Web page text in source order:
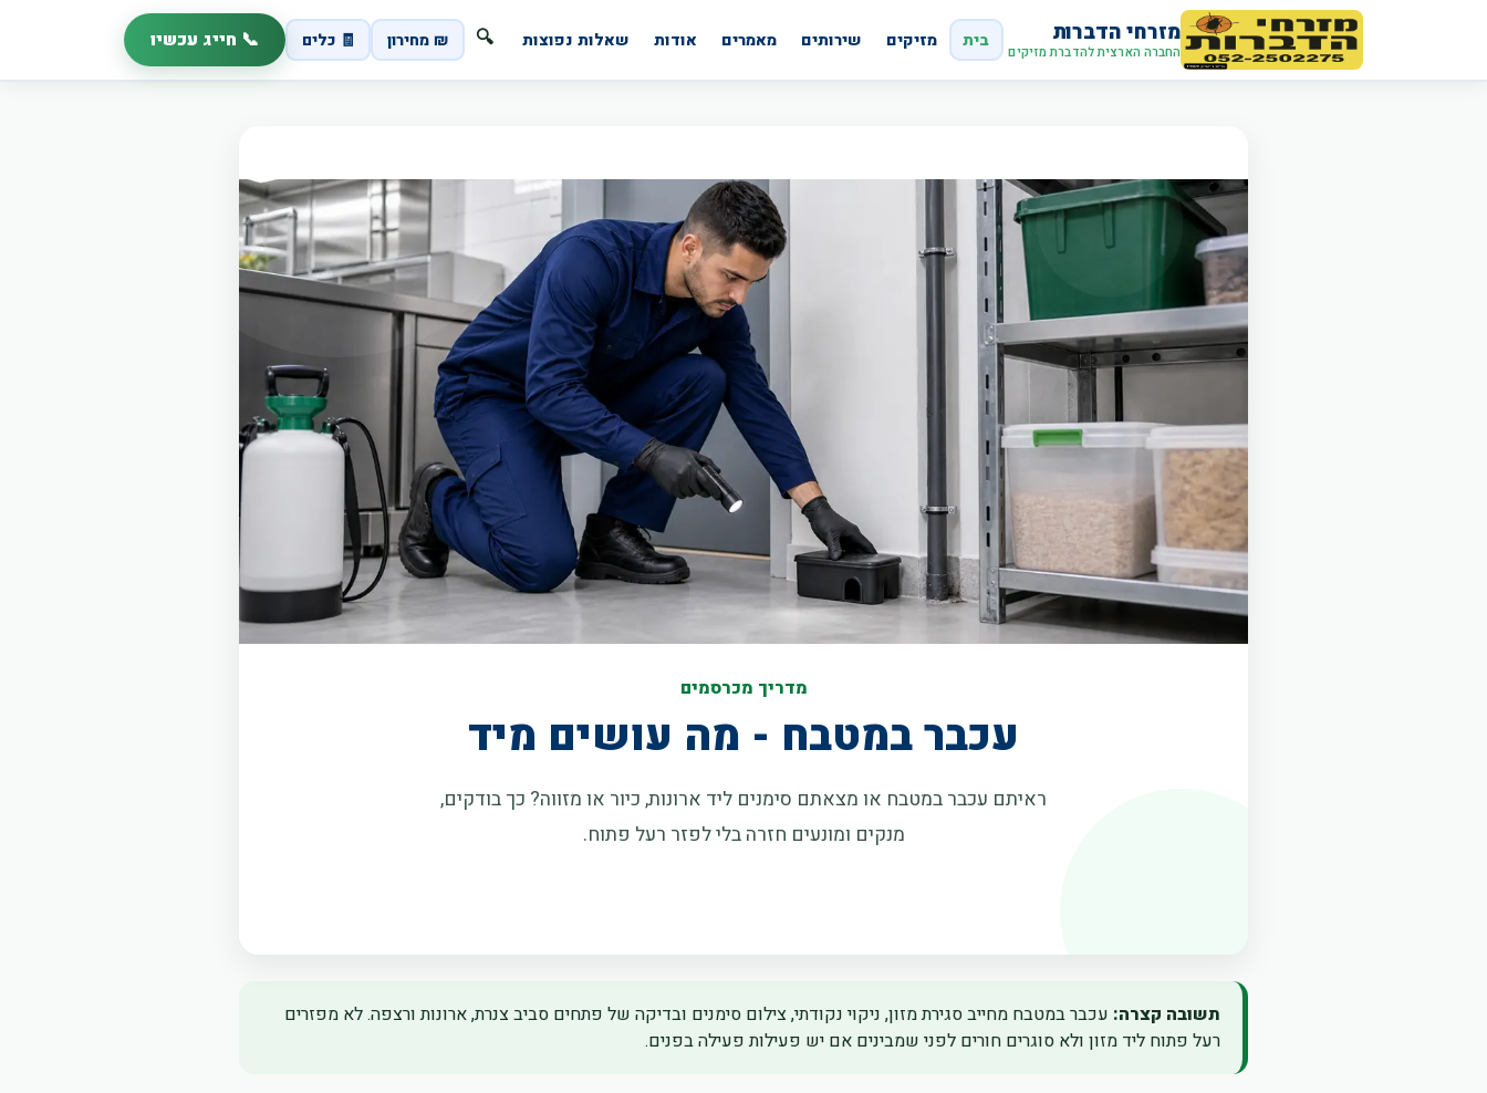
מזרחי הדברות
החברה הארצית להדברת מזיקים
בית מזיקים שירותים מאמרים אודות שאלות נפוצות 🔍 ₪ מחירון 🧾 כלים 📞 חייג עכשיו
מדריך מכרסמים
עכבר במטבח - מה עושים מיד
ראיתם עכבר במטבח או מצאתם סימנים ליד ארונות, כיור או מזווה? כך בודקים,
מנקים ומונעים חזרה בלי לפזר רעל פתוח.
תשובה קצרה: עכבר במטבח מחייב סגירת מזון, ניקוי נקודתי, צילום סימנים ובדיקה של פתחים סביב צנרת, ארונות ורצפה. לא מפזרים
רעל פתוח ליד מזון ולא סוגרים חורים לפני שמבינים אם יש פעילות פעילה בפנים.